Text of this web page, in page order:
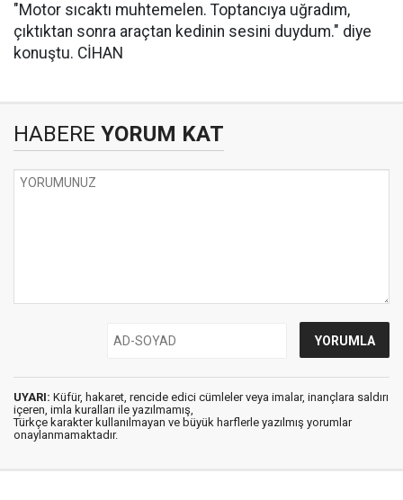
"Motor sıcaktı muhtemelen. Toptancıya uğradım,
çıktıktan sonra araçtan kedinin sesini duydum." diye
konuştu. CİHAN
HABERE YORUM KAT
UYARI: Küfür, hakaret, rencide edici cümleler veya imalar, inançlara saldırı
içeren, imla kuralları ile yazılmamış,
Türkçe karakter kullanılmayan ve büyük harflerle yazılmış yorumlar
onaylanmamaktadır.